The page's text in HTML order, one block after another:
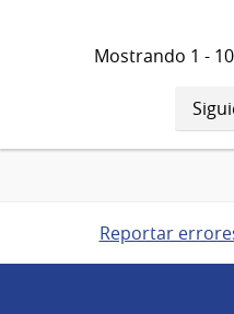
Mostrando 1 -
Reportar